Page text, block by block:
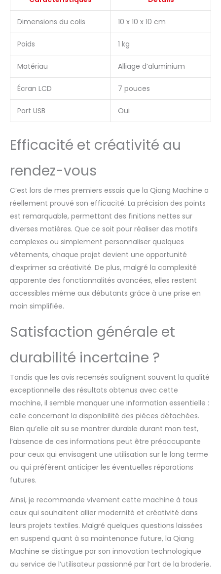
quotidiens.
Dimensions du colis 10 x 10 x 10 cm
Poids 1 kg
Matériau Alliage d’aluminium
Écran LCD 7 pouces
Port USB Oui
Efficacité et créativité au
rendez-vous
C’est lors de mes premiers essais que la Qiang Machine a
réellement prouvé son efficacité. La précision des points
est remarquable, permettant des finitions nettes sur
diverses matières. Que ce soit pour réaliser des motifs
complexes ou simplement personnaliser quelques
vêtements, chaque projet devient une opportunité
d’exprimer sa créativité. De plus, malgré la complexité
apparente des fonctionnalités avancées, elles restent
accessibles même aux débutants grâce à une prise en
main simplifiée.
Satisfaction générale et
durabilité incertaine ?
Tandis que les avis recensés soulignent souvent la qualité
exceptionnelle des résultats obtenus avec cette
machine, il semble manquer une information essentielle :
celle concernant la disponibilité des pièces détachées.
Bien qu’elle ait su se montrer durable durant mon test,
l’absence de ces informations peut être préoccupante
pour ceux qui envisagent une utilisation sur le long terme
ou qui préfèrent anticiper les éventuelles réparations
futures.
Ainsi, je recommande vivement cette machine à tous
ceux qui souhaitent allier modernité et créativité dans
leurs projets textiles. Malgré quelques questions laissées
en suspend quant à sa maintenance future, la Qiang
Machine se distingue par son innovation technologique
au service de l’utilisateur passionné par l’art de la broderie.